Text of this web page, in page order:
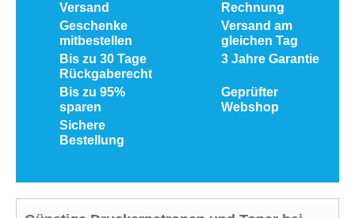
Versand
Rechnung
Geschenke
mitbestellen
Versand am
gleichen Tag
Bis zu 30 Tage
Rückgaberecht
3 Jahre Garantie
Bis zu 95%
sparen
Geprüfter
Webshop
Sichere
Bestellung